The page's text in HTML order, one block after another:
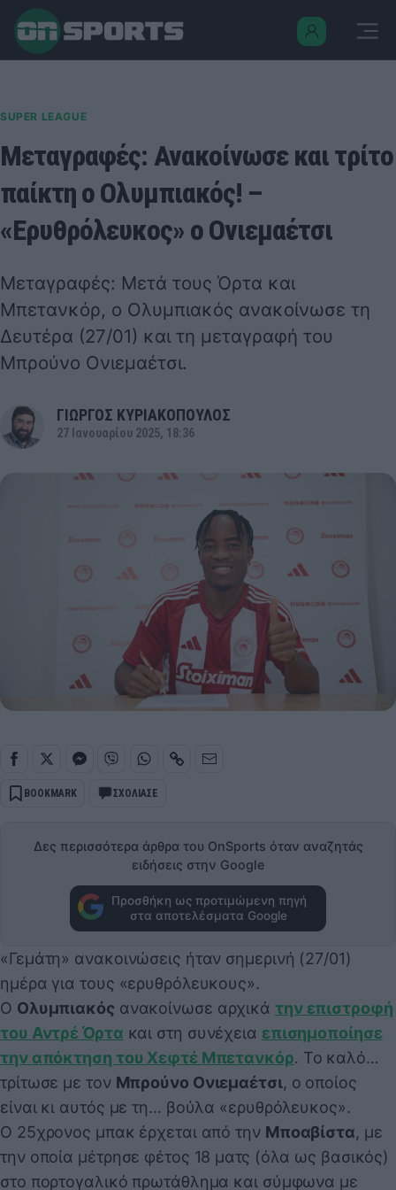
SUPER LEAGUE
Μεταγραφές: Ανακοίνωσε και τρίτο
παίκτη ο Ολυμπιακός! –
«Ερυθρόλευκος» ο Ονιεμαέτσι
Μεταγραφές: Μετά τους Όρτα και
Μπετανκόρ, ο Ολυμπιακός ανακοίνωσε τη
Δευτέρα (27/01) και τη μεταγραφή του
Μπρούνο Ονιεμαέτσι.
ΓΙΩΡΓΟΣ ΚΥΡΙΑΚΟΠΟΥΛΟΣ
27 Ιανουαρίου 2025, 18:36
BOOKMARK ΣΧΟΛΙΑΣΕ
Δες περισσότερα άρθρα του OnSports όταν αναζητάς
ειδήσεις στην Google
Προσθήκη ως προτιμώμενη πηγή
στα αποτελέσματα Google
«Γεμάτη» ανακοινώσεις ήταν σημερινή (27/01)
ημέρα για τους «ερυθρόλευκους».
Ο Ολυμπιακός ανακοίνωσε αρχικά την επιστροφή
του Αντρέ Όρτα και στη συνέχεια επισημοποίησε
την απόκτηση του Χεφτέ Μπετανκόρ. Το καλό…
τρίτωσε με τον Μπρούνο Ονιεμαέτσι, ο οποίος
είναι κι αυτός με τη… βούλα «ερυθρόλευκος».
Ο 25χρονος μπακ έρχεται από την Μποαβίστα, με
την οποία μέτρησε φέτος 18 ματς (όλα ως βασικός)
στο πορτογαλικό πρωτάθλημα και σύμφωνα με